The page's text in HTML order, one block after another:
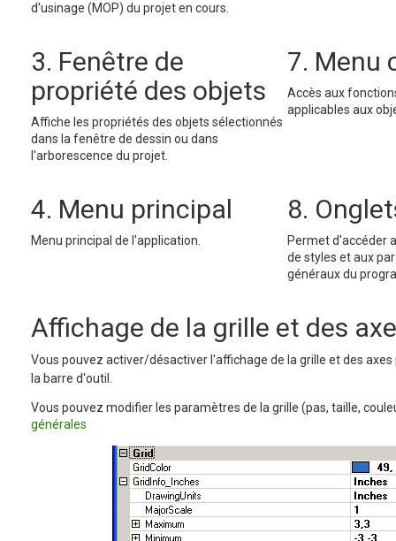
d'usinage (MOP) du projet en cours.
3. Fenêtre de
propriété des objets
Affiche les propriétés des objets sélectionnés
dans la fenêtre de dessin ou dans
l'arborescence du projet.
7. Menu
Accès aux
applicables aux
4. Menu principal
Menu principal de l'application.
8.
Permet d'accéder
de styles et aux
généraux du
Affichage de la grille et des
Vous pouvez activer/désactiver l'affichage de la grille et des
la barre d'outil.
Vous pouvez modifier les paramètres de la grille (pas, taille,
générales